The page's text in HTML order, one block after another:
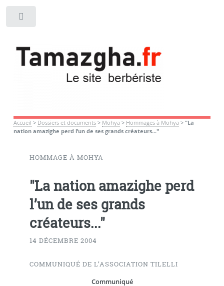
Accueil > Dossiers et documents> Mohya > Hommages à Mohya > "La
nation amazighe perd l’un de ses grands créateurs..."
HOMMAGE À MOHYA
"La nation amazighe perd
l’un de ses grands
créateurs..."
14 DÉCEMBRE 2004
COMMUNIQUÉ DE L’ASSOCIATION TILELLI
Communiqué